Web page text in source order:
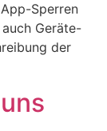
Sperren
Geräte-
der